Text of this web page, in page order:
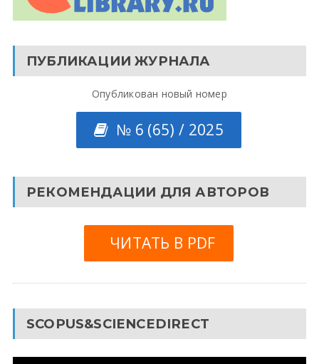
ПУБЛИКАЦИИ ЖУРНАЛА
Опубликован новый номер
№ 6 (65) / 2025
РЕКОМЕНДАЦИИ ДЛЯ АВТОРОВ
ЧИТАТЬ В PDF
SCOPUS&SCIENCEDIRECT